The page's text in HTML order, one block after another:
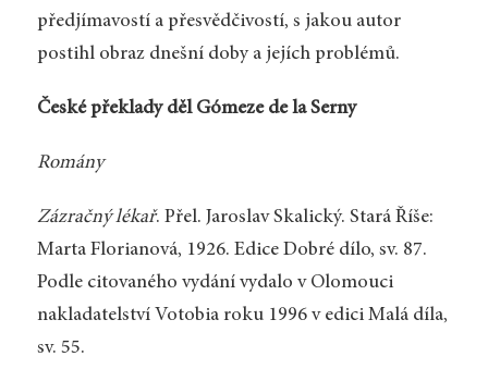
předjímavostí a přesvědčivostí, s jakou autor
postihl obraz dnešní doby a jejích problémů.
České překlady děl Gómeze de la Serny
Romány
Zázračný lékař. Přel. Jaroslav Skalický. Stará Říše:
Marta Florianová, 1926. Edice Dobré dílo, sv. 87.
Podle citovaného vydání vydalo v Olomouci
nakladatelství Votobia roku 1996 v edici Malá díla,
sv. 55.